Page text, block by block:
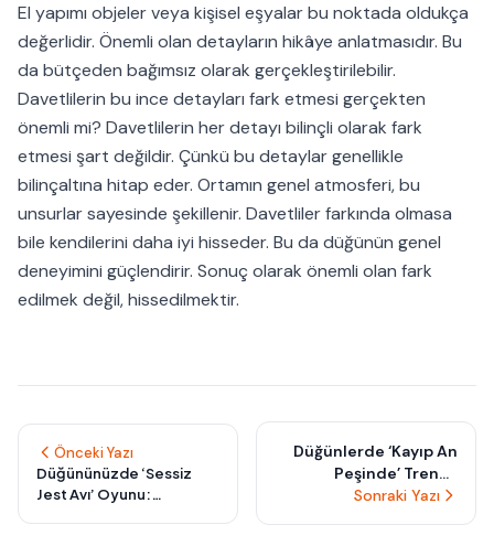
El yapımı objeler veya kişisel eşyalar bu noktada oldukça
değerlidir. Önemli olan detayların hikâye anlatmasıdır. Bu
da bütçeden bağımsız olarak gerçekleştirilebilir.
Davetlilerin bu ince detayları fark etmesi gerçekten
önemli mi? Davetlilerin her detayı bilinçli olarak fark
etmesi şart değildir. Çünkü bu detaylar genellikle
bilinçaltına hitap eder. Ortamın genel atmosferi, bu
unsurlar sayesinde şekillenir. Davetliler farkında olmasa
bile kendilerini daha iyi hisseder. Bu da düğünün genel
deneyimini güçlendirir. Sonuç olarak önemli olan fark
edilmek değil, hissedilmektir.
Önceki Yazı
Düğününüzde ‘Sessiz
Jest Avı’ Oyunu:
Sonraki Yazı
Düğünlerde ‘Kayıp An
Peşinde’ Trendi:
Misafirlerin Küçük